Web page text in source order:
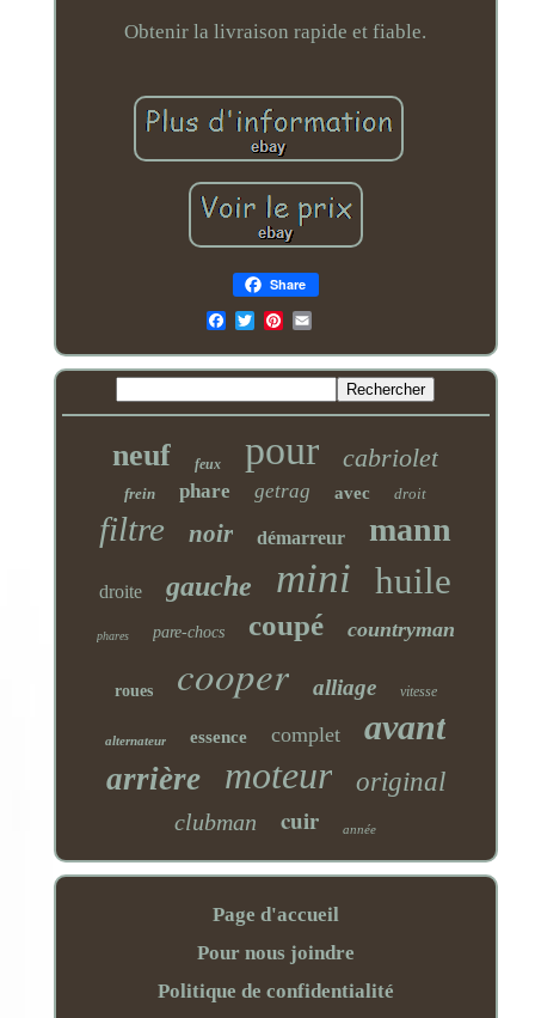
Obtenir la livraison rapide et fiable.
Share
Email
neuf feux pour cabriolet
frein phare getrag avec droit
filtre noir démarreur mann
droite gauche mini huile
phares pare-chocs coupé countryman
roues cooper alliage vitesse
alternateur essence complet avant
arrière moteur original
clubman cuir année
Page d'accueil
Pour nous joindre
Politique de confidentialité